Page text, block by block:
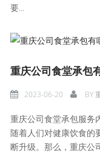
要...
2023-06-20 BY
重庆公司食堂承包服务
随着人们对健康饮食的
断升级。那么，重庆公